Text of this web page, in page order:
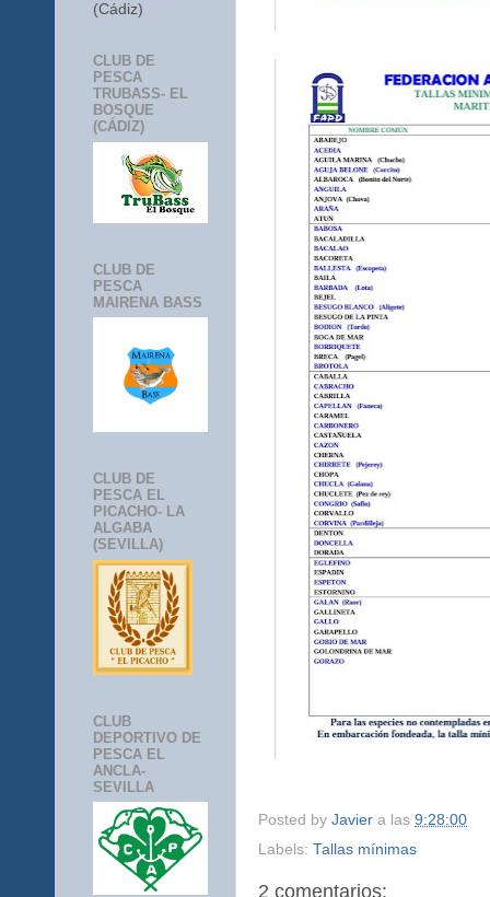
Posted by Javier a las 9:28:00
Labels: Tallas mínimas
2 comentarios:
(Cádiz)
CLUB DE
PESCA
TRUBASS- EL
BOSQUE
(CÁDIZ)
CLUB DE
PESCA
MAIRENA BASS
CLUB DE
PESCA EL
PICACHO- LA
ALGABA
(SEVILLA)
CLUB
DEPORTIVO DE
PESCA EL
ANCLA-
SEVILLA